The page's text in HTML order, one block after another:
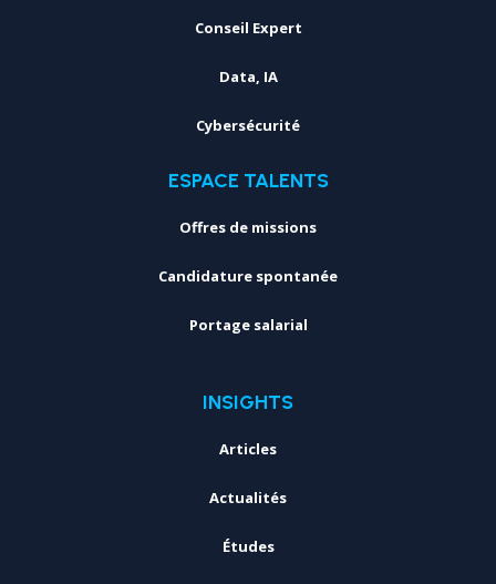
Conseil Expert
Data, IA
Cybersécurité
ESPACE TALENTS
Offres de missions
Candidature spontanée
Portage salarial
INSIGHTS
Articles
Actualités
Études